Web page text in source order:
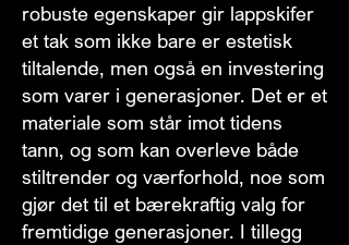
robuste egenskaper gir lappskifer
et tak som ikke bare er estetisk
tiltalende, men også en investering
som varer i generasjoner. Det er et
materiale som står imot tidens
tann, og som kan overleve både
stiltrender og værforhold, noe som
gjør det til et bærekraftig valg for
fremtidige generasjoner. I tillegg